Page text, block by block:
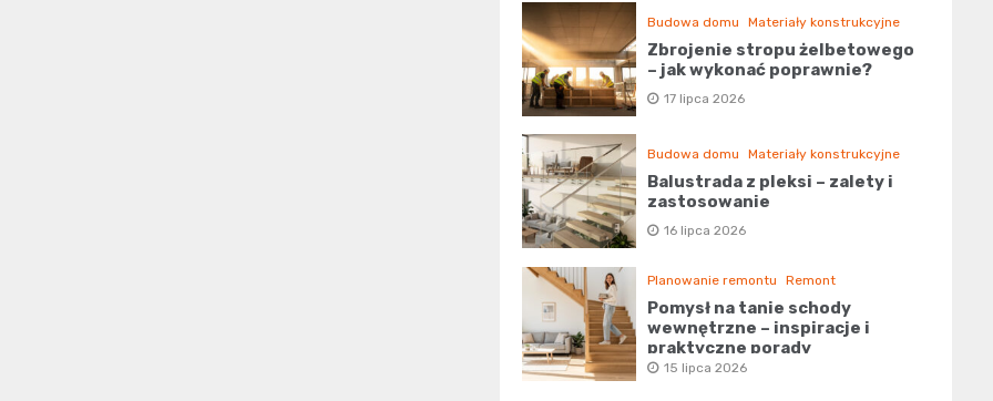
Budowa domu Materiały konstrukcyjne
Zbrojenie stropu żelbetowego
– jak wykonać poprawnie?
17 lipca 2026
Budowa domu Materiały konstrukcyjne
Balustrada z pleksi – zalety i
zastosowanie
16 lipca 2026
Planowanie remontu Remont
Pomysł na tanie schody
wewnętrzne – inspiracje i
praktyczne porady
15 lipca 2026